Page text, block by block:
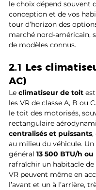
le choix dépend souvent
conception et de vos
tour d’horizon des
marché nord-américain,
de modèles connus.
2.1 Les
AC)
Le climatiseur de toit
les VR de classe A, B ou
le toit des motorisés,
rectangulaire
centralisés et puissants,
au milieu du véhicule.
général 13 500 BTU/h
rafraîchir un habitacle
VR peuvent même en
l’avant et un à l’arrière,